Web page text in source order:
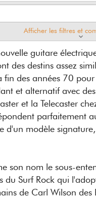
Afficher les filtres et
guitare
des destins assez
des années 70
et alternatif avec
et la Telecaster
parfaitement
d'un modèle
son nom le sous-
du Surf Rock qui
de Carl Wilson